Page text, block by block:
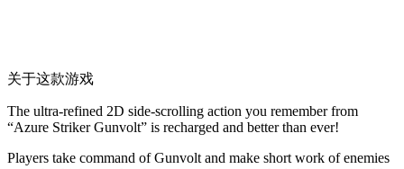
关于这款游戏
The ultra-refined 2D side-scrolling action you remember from
“Azure Striker Gunvolt” is recharged and better than ever!
Players take command of Gunvolt and make short work of enemies